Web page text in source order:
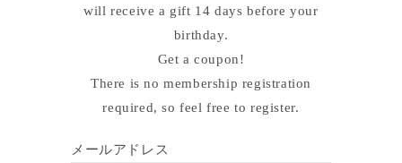
will receive a gift 14 days before your
birthday.
Get a coupon!
There is no membership registration
required, so feel free to register.
メールアドレス